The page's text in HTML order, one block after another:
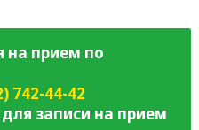
на прием по
742-44-42
записи на прием